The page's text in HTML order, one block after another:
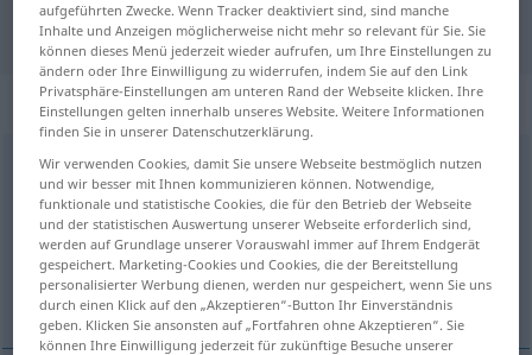
"verbürgen" Finnisch Übersetzung
„verbürgen“
verbürgen
Übersicht aller Übersetzungen
(Für mehr Details die Übersetzung anklicken/antippen)
taata
aufgeführten Zwecke. Wenn Tracker deaktiviert sind, sind manche
Inhalte und Anzeigen möglicherweise nicht mehr so relevant für Sie. Sie
können dieses Menü jederzeit wieder aufrufen, um Ihre Einstellungen zu
ändern oder Ihre Einwilligung zu widerrufen, indem Sie auf den Link
Privatsphäre-Einstellungen am unteren Rand der Webseite klicken. Ihre
Einstellungen gelten innerhalb unseres Website. Weitere Informationen
finden Sie in unserer Datenschutzerklärung.
Wir verwenden Cookies, damit Sie unsere Webseite bestmöglich nutzen
und wir besser mit Ihnen kommunizieren können. Notwendige,
funktionale und statistische Cookies, die für den Betrieb der Webseite
und der statistischen Auswertung unserer Webseite erforderlich sind,
werden auf Grundlage unserer Vorauswahl immer auf Ihrem Endgerät
gespeichert. Marketing-Cookies und Cookies, die der Bereitstellung
personalisierter Werbung dienen, werden nur gespeichert, wenn Sie uns
durch einen Klick auf den „Akzeptieren“-Button Ihr Einverständnis
geben. Klicken Sie ansonsten auf „Fortfahren ohne Akzeptieren“. Sie
können Ihre Einwilligung jederzeit für zukünftige Besuche unserer